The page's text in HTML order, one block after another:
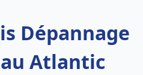
Dépannage
Atlantic